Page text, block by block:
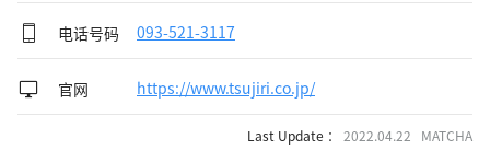
电话号码 093-521-3117
官网 https://www.tsujiri.co.jp/
Last Update ： 2022.04.22 MATCHA